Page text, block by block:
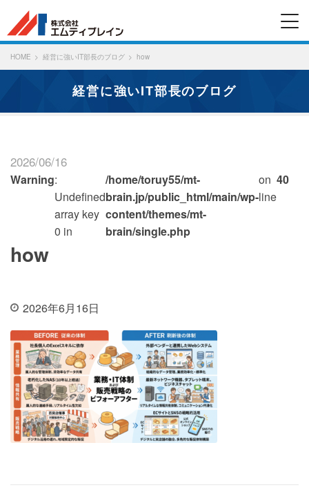
HOME 経営に強いIT部長のブログ how
経営に強いIT部長のブログ
2026/06/16
Warning:
Undefined
array key
0 in
/home/toruy55/mt-
brain.jp/public_html/main/wp-
content/themes/mt-
brain/single.php
on
line
40
how
2026年6月16日